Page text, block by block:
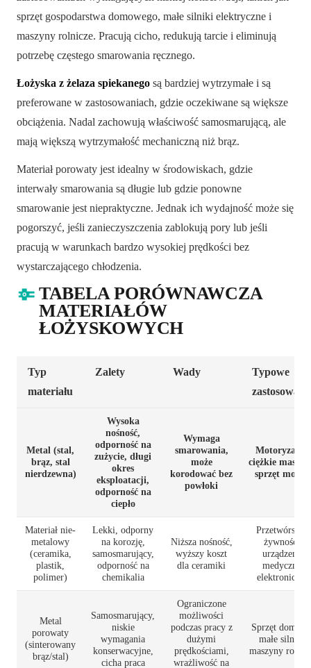
sprzęt gospodarstwa domowego, małe silniki elektryczne i
maszyny rolnicze. Pracują cicho, redukują tarcie i eliminują
potrzebę częstego smarowania ręcznego.
Łożyska z żelaza spiekanego są bardziej wytrzymałe i są
preferowane w zastosowaniach, gdzie oczekiwane są większe
obciążenia. Nadal zachowują właściwość samosmarującą, ale
mają większą wytrzymałość mechaniczną niż brąz.
Materiał porowaty jest idealny w środowiskach, gdzie
interwały smarowania są długie lub gdzie ponowne
smarowanie jest niepraktyczne. Jednak ich wydajność może się
pogorszyć, jeśli zanieczyszczenia zablokują pory lub jeśli
pracują w warunkach bardzo wysokiej prędkości bez
wystarczającego chłodzenia.
TABELA PORÓWNAWCZA
MATERIAŁÓW
ŁOŻYSKOWYCH
Typ
materiału
Zalety Wady
Typowe
Metal (stal,
brąz, stal
nierdzewna)
Wysoka
nośność,
odporność na
zużycie, długi
okres
eksploatacji,
odporność na
ciepło
Wymaga
smarowania,
może
korodować bez
powłoki
Motoryzacja,
ciężkie
sprzęt morski
Materiał nie-
metalowy
(ceramika,
plastik,
polimer)
Lekki, odporny
na korozję,
samosmarujący,
odporność na
chemikalia
Niższa nośność,
wyższy koszt
dla ceramiki
Przetwórstwo
żywności,
urządzenia
medyczne,
elektroniczne
Metal
porowaty
(sinterowany
brąz/stal)
Samosmarujący,
niskie
wymagania
konserwacyjne,
cicha praca
Ograniczone
możliwości
podczas pracy z
dużymi
prędkościami,
wrażliwość na
Sprzęt
małe silniki,
maszyny